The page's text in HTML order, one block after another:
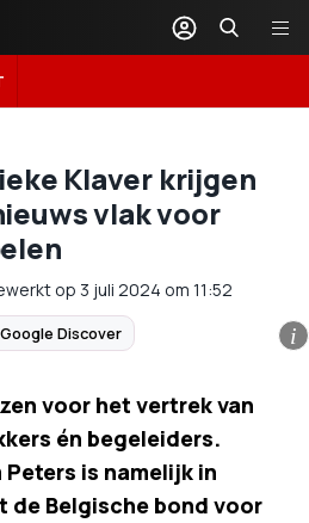
Klaver krijgen
vlak voor
op 3 juli 2024 om 11:52
Discover i
voor het vertrek van
én begeleiders.
is namelijk in
de Belgische bond voor